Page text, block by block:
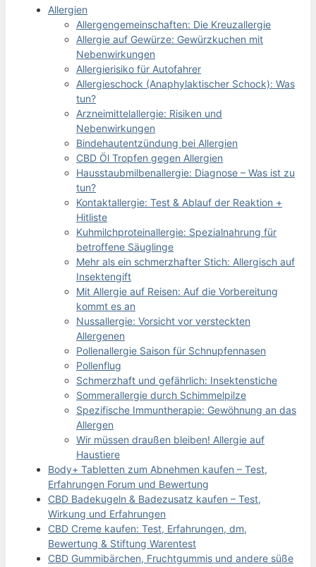
Allergien
Allergengemeinschaften: Die Kreuzallergie
Allergie auf Gewürze: Gewürzkuchen mit
Nebenwirkungen
Allergierisiko für Autofahrer
Allergieschock (Anaphylaktischer Schock): Was
tun?
Arzneimittelallergie: Risiken und
Nebenwirkungen
Bindehautentzündung bei Allergien
CBD Öl Tropfen gegen Allergien
Hausstaubmilbenallergie: Diagnose – Was ist zu
tun?
Kontaktallergie: Test & Ablauf der Reaktion +
Hitliste
Kuhmilchproteinallergie: Spezialnahrung für
betroffene Säuglinge
Mehr als ein schmerzhafter Stich: Allergisch auf
Insektengift
Mit Allergie auf Reisen: Auf die Vorbereitung
kommt es an
Nussallergie: Vorsicht vor versteckten
Allergenen
Pollenallergie Saison für Schnupfennasen
Pollenflug
Schmerzhaft und gefährlich: Insektenstiche
Sommerallergie durch Schimmelpilze
Spezifische Immuntherapie: Gewöhnung an das
Allergen
Wir müssen draußen bleiben! Allergie auf
Haustiere
Body+ Tabletten zum Abnehmen kaufen – Test,
Erfahrungen Forum und Bewertung
CBD Badekugeln & Badezusatz kaufen – Test,
Wirkung und Erfahrungen
CBD Creme kaufen: Test, Erfahrungen, dm,
Bewertung & Stiftung Warentest
CBD Gummibärchen, Fruchtgummis und andere süße